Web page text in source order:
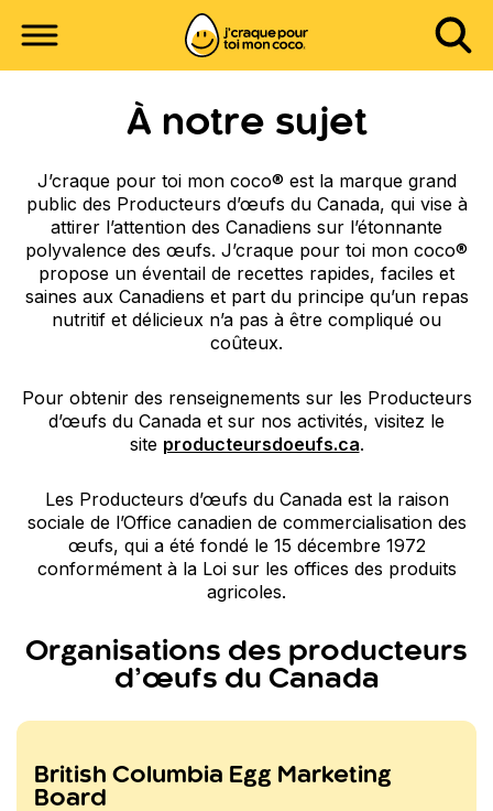
À notre sujet
J’craque pour toi mon coco® est la marque grand
public des Producteurs d’œufs du Canada, qui vise à
attirer l’attention des Canadiens sur l’étonnante
polyvalence des œufs. J’craque pour toi mon coco®
propose un éventail de recettes rapides, faciles et
saines aux Canadiens et part du principe qu’un repas
nutritif et délicieux n’a pas à être compliqué ou
coûteux.
Pour obtenir des renseignements sur les Producteurs
d’œufs du Canada et sur nos activités, visitez le
site producteursdoeufs.ca.
Les Producteurs d’œufs du Canada est la raison
sociale de l’Office canadien de commercialisation des
œufs, qui a été fondé le 15 décembre 1972
conformément à la Loi sur les offices des produits
agricoles.
Organisations des producteurs
d’œufs du Canada
British Columbia Egg Marketing
Board